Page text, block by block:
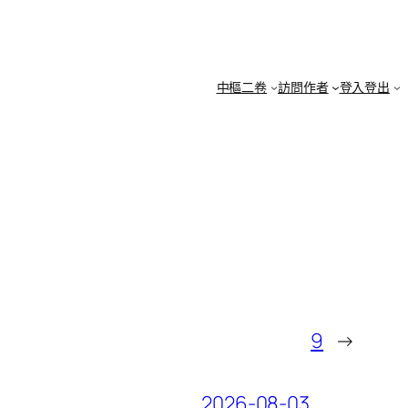
中樞二卷 訪問作者 登入登出
9 →